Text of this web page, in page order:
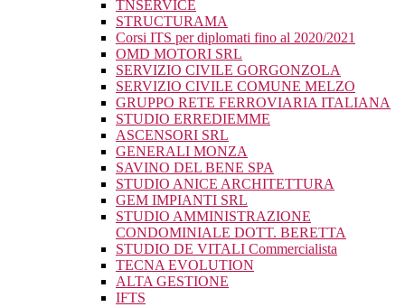
TNSERVICE
STRUCTURAMA
Corsi ITS per diplomati fino al 2020/2021
OMD MOTORI SRL
SERVIZIO CIVILE GORGONZOLA
SERVIZIO CIVILE COMUNE MELZO
GRUPPO RETE FERROVIARIA ITALIANA
STUDIO ERREDIEMME
ASCENSORI SRL
GENERALI MONZA
SAVINO DEL BENE SPA
STUDIO ANICE ARCHITETTURA
GEM IMPIANTI SRL
STUDIO AMMINISTRAZIONE
CONDOMINIALE DOTT. BERETTA
STUDIO DE VITALI Commercialista
TECNA EVOLUTION
ALTA GESTIONE
IFTS